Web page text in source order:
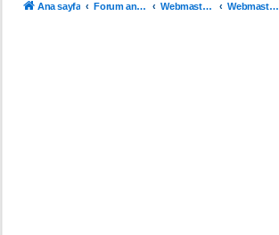
Ana sayfa Forum ana sayfa Webmaster & Tasarım Webmasterlar için